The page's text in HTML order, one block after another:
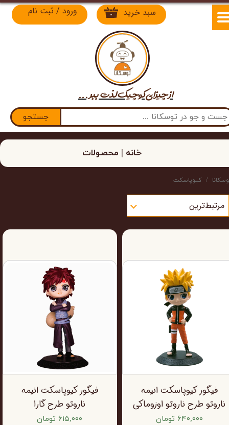
جستجو
۰ سبد خرید ورود / ثبت نام
حساب کاربری من
خروج از حساب کاربریاز چیزای کوچیک لذت​​​​​​​ ببر ...
خانه | محصولات
کیوپاسکت
مرتبط‌ترین
فیگور کیوپاسکت انیمه
ناروتو طرح ناروتو اوزوماکی
۶۴۰,۰۰۰ تومان
فیگور کیوپاسکت انیمه
ناروتو طرح گارا
۶۱۵,۰۰۰ تومان